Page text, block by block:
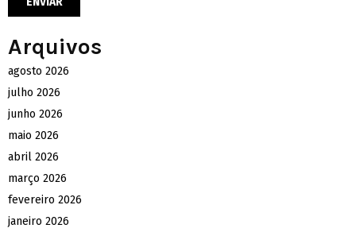
Arquivos
agosto 2026
julho 2026
junho 2026
maio 2026
abril 2026
março 2026
fevereiro 2026
janeiro 2026